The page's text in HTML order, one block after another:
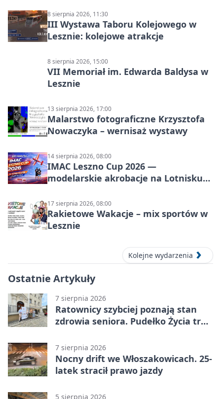
8 sierpnia 2026, 11:30
III Wystawa Taboru Kolejowego w
Lesznie: kolejowe atrakcje
8 sierpnia 2026, 15:00
VII Memoriał im. Edwarda Baldysa w
Lesznie
13 sierpnia 2026, 17:00
Malarstwo fotograficzne Krzysztofa
Nowaczyka – wernisaż wystawy
14 sierpnia 2026, 08:00
IMAC Leszno Cup 2026 —
modelarskie akrobacje na Lotnisku
17 sierpnia 2026, 08:00
Rakietowe Wakacje – mix sportów w
Lesznie
Kolejne wydarzenia
Ostatnie Artykuły
7 sierpnia 2026
Ratownicy szybciej poznają stan
zdrowia seniora. Pudełko Życia trafi
7 sierpnia 2026
Nocny drift we Włoszakowicach. 25-
latek stracił prawo jazdy
5 sierpnia 2026